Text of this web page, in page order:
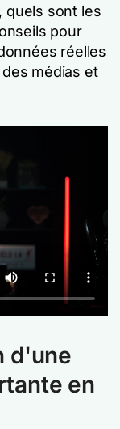
quels sont les
pour
réelles
médias et
d'une
en